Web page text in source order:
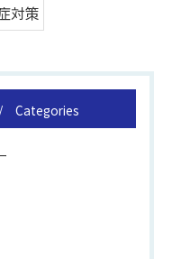
対策
Categories